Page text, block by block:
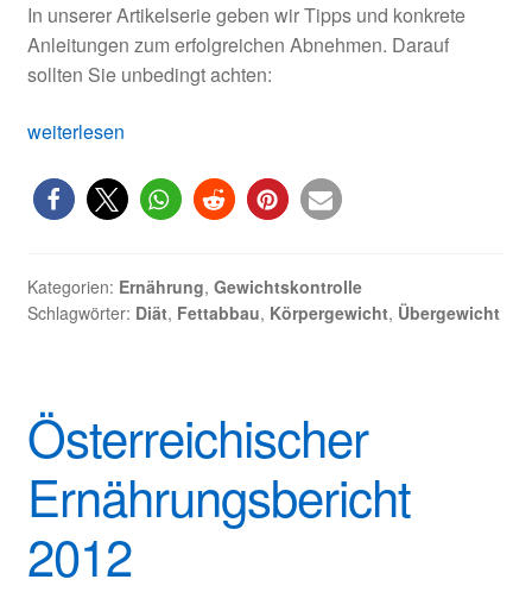
In unserer Artikelserie geben wir Tipps und konkrete
Anleitungen zum erfolgreichen Abnehmen. Darauf
sollten Sie unbedingt achten:
Wie
man
schnell
weiterlesen
Kategorien: Ernährung, Gewichtskontrolle
Schlagwörter: Diät, Fettabbau, Körpergewicht, Übergewicht
Österreichischer
Ernährungsbericht
2012